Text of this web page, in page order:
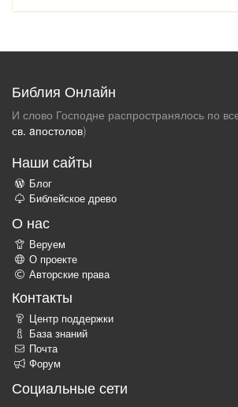
Библия Онлайн
И слово Господне распространялось по
св. aпостолов)
Наши сайты
Блог
Библейское древо
О нас
Веруем
О проекте
Авторские права
Контакты
Центр поддержки
База знаний
Почта
Форум
Социальные сети